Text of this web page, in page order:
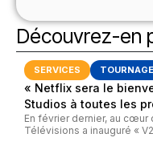
Découvrez-en
SERVICES TOURNAGE
« Netflix sera le
Studios à toutes les
En février dernier, au cœur
Télévisions a inauguré «